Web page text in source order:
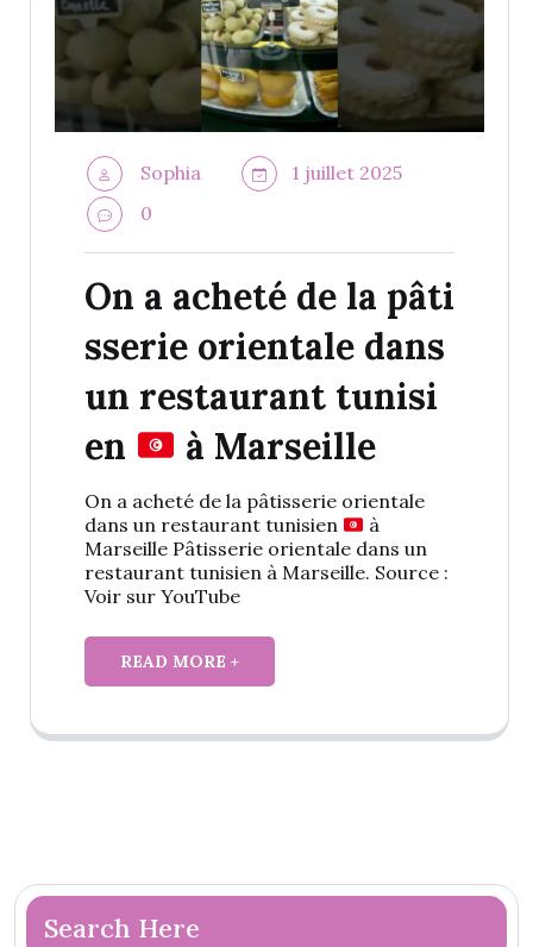
Sophia
1 juillet 2025
0
On a acheté de la pâti
sserie orientale dans
un restaurant tunisi
en
à Marseille
On a acheté de la pâtisserie orientale
dans un restaurant tunisien
à
Marseille Pâtisserie orientale dans un
restaurant tunisien à Marseille. Source :
Voir sur YouTube
READ MORE +
Search Here